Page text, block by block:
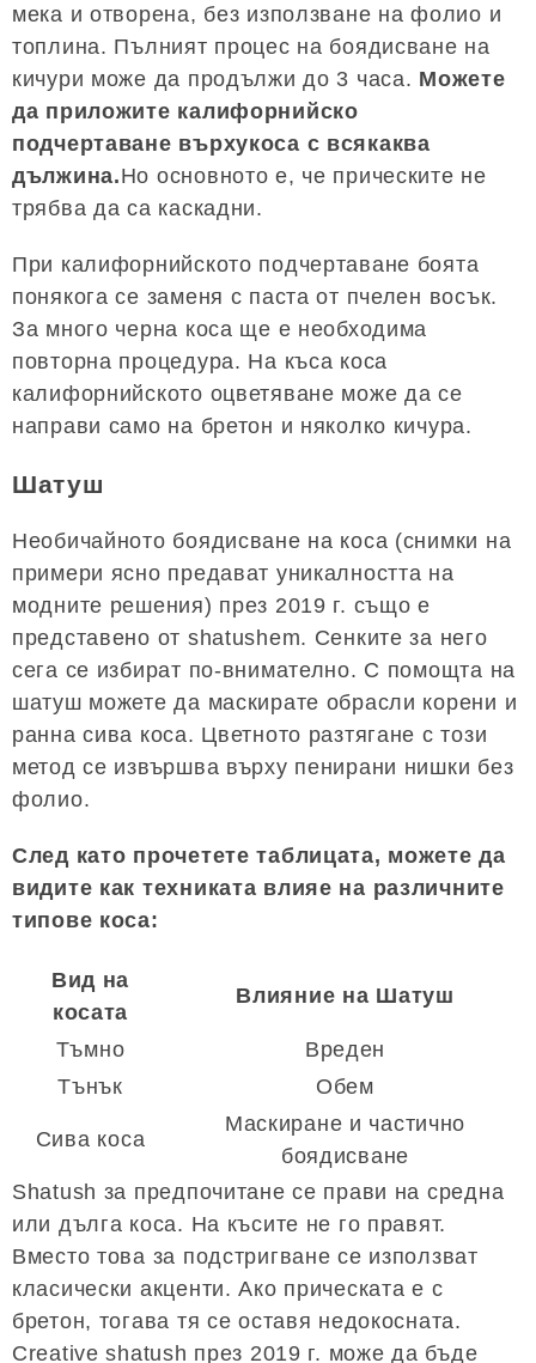
мека и отворена, без използване на фолио и
топлина. Пълният процес на боядисване на
кичури може да продължи до 3 часа. Можете
да приложите калифорнийско
подчертаване върхукоса с всякаква
дължина.Но основното е, че прическите не
трябва да са каскадни.
При калифорнийското подчертаване боята
понякога се заменя с паста от пчелен восък.
За много черна коса ще е необходима
повторна процедура. На къса коса
калифорнийското оцветяване може да се
направи само на бретон и няколко кичура.
Шатуш
Необичайното боядисване на коса (снимки на
примери ясно предават уникалността на
модните решения) през 2019 г. също е
представено от shatushem. Сенките за него
сега се избират по-внимателно. С помощта на
шатуш можете да маскирате обрасли корени и
ранна сива коса. Цветното разтягане с този
метод се извършва върху пенирани нишки без
фолио.
След като прочетете таблицата, можете да
видите как техниката влияе на различните
типове коса:
Вид на
косата
Влияние на Шатуш
Тъмно
Вреден
Тънък
Обем
Сива коса
Маскиране и частично
боядисване
Shatush за предпочитане се прави на средна
или дълга коса. На късите не го правят.
Вместо това за подстригване се използват
класически акценти. Ако прическата е с
бретон, тогава тя се оставя недокосната.
Creative shatush през 2019 г. може да бъде